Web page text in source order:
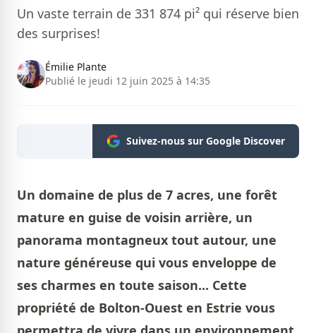
Un vaste terrain de 331 874 pi² qui réserve bien
des surprises!
Émilie Plante
Publié le jeudi 12 juin 2025 à 14:35
Suivez-nous sur Google Discover
Un domaine de plus de 7 acres, une forêt
mature en guise de voisin arrière, un
panorama montagneux tout autour, une
nature généreuse qui vous enveloppe de
ses charmes en toute saison... Cette
propriété de Bolton-Ouest en Estrie vous